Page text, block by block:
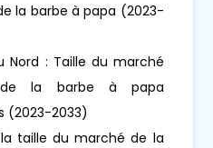
la barbe à papa (2023-
Nord : Taille du marché
de la barbe à papa
(2023-2033)
la taille du marché de la